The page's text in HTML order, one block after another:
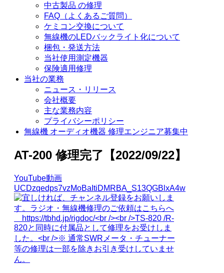
中古製品 の修理
FAQ（よくあるご質問）
ケミコン交換について
無線機のLEDバックライト化について
梱包・発送方法
当社使用測定機器
保険適用修理
当社の業務
ニュース・リリース
会社概要
主な業務内容
プライバシーポリシー
無線機 オーディオ機器 修理エンジニア募集中
AT-200 修理完了【2022/09/22】
YouTube動画
UCDzqedps7vzMoBaItiDMRBA_S13QGBlxA4w